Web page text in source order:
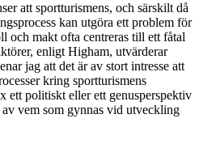
att sportturismens, och särskilt då
kan utgöra ett problem för
och makt ofta centreras till ett fåtal
enligt Higham, utvärderar
jag att det är av stort intresse att
kring sportturismens
ett politiskt eller ett genusperspektiv
vem som gynnas vid utveckling